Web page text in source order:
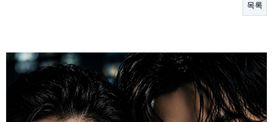
레시피
연구실
리뷰게시판
팁앤가이드
목록